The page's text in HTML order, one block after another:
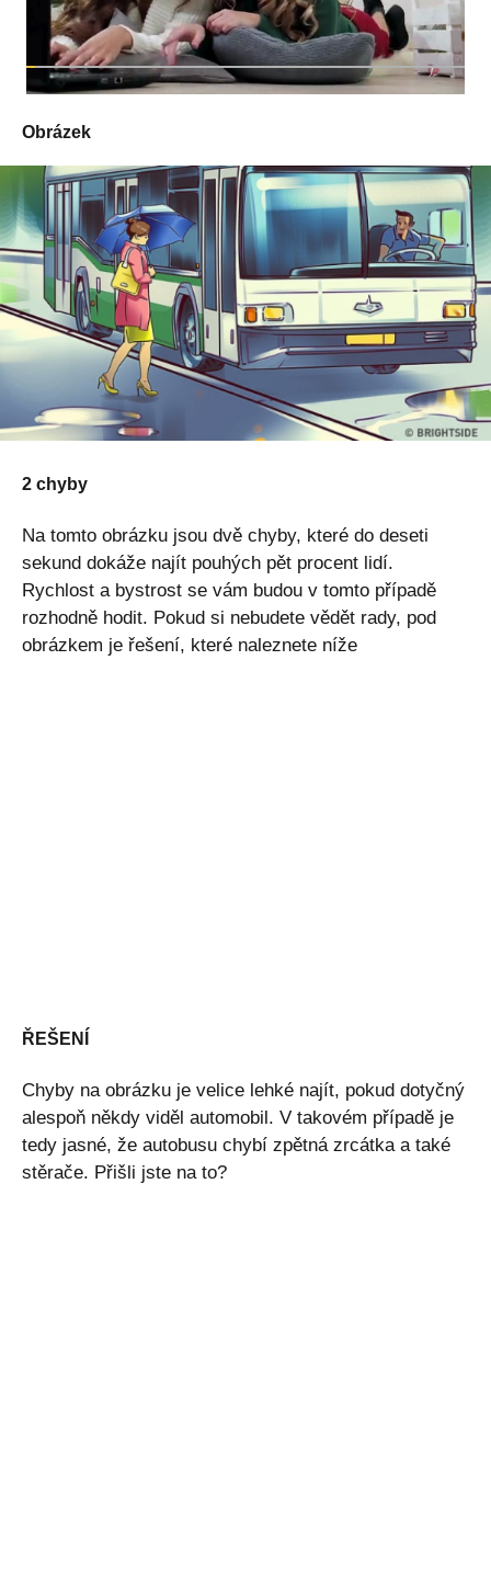
Obrázek
2 chyby
Na tomto obrázku jsou dvě chyby, které do deseti
sekund dokáže najít pouhých pět procent lidí.
Rychlost a bystrost se vám budou v tomto případě
rozhodně hodit. Pokud si nebudete vědět rady, pod
obrázkem je řešení, které naleznete níže
ŘEŠENÍ
Chyby na obrázku je velice lehké najít, pokud dotyčný
alespoň někdy viděl automobil. V takovém případě je
tedy jasné, že autobusu chybí zpětná zrcátka a také
stěrače. Přišli jste na to?